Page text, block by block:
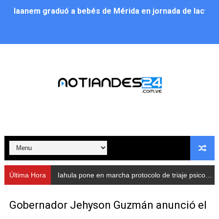
Iaanem graduó a bebés de Mérida en jornada de
Alcalde Nelson Álvarez llevó jornada recreativa a la
Nevado Gas optimiza servicio residencial en la
Balance semestral impulsa inclusión y atención a
Plan Vacacional Comunitario “Ríe 2026” recorre las
Alcaldía del Municipio Libertador realizó una jornada
Última Hora Iahula pone en marcha protocolo de triaje psicosocial para atender a rescatistas
Gobernador Jehyson Guzmán anunció el